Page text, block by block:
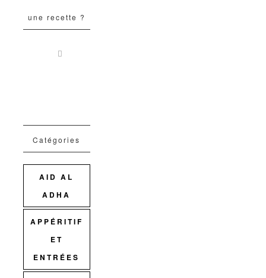
une recette ?
Catégories
AID AL
ADHA
APPÉRITIF
ET
ENTRÉES